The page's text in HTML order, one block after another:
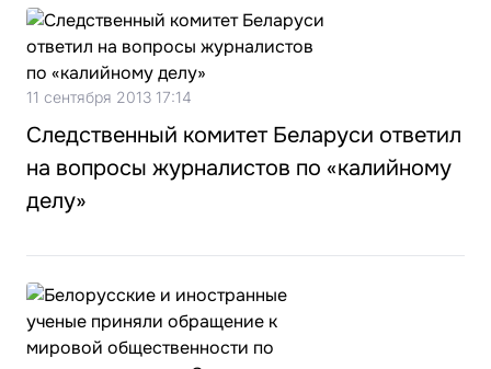
11 сентября 2013 17:14
Следственный комитет Беларуси ответил
на вопросы журналистов по «калийному
делу»